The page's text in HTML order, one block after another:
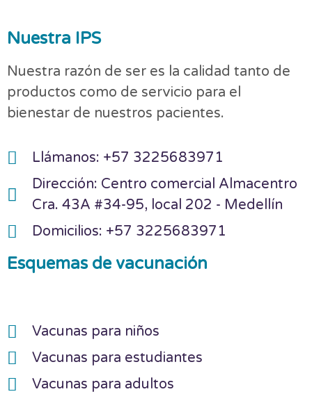
Nuestra IPS
Nuestra razón de ser es la calidad tanto de
productos como de servicio para el
bienestar de nuestros pacientes.
Llámanos: +57 3225683971
Dirección: Centro comercial Almacentro
Cra. 43A #34-95, local 202 - Medellín
Domicilios: +57 3225683971
Esquemas de vacunación
Vacunas para niños
Vacunas para estudiantes
Vacunas para adultos